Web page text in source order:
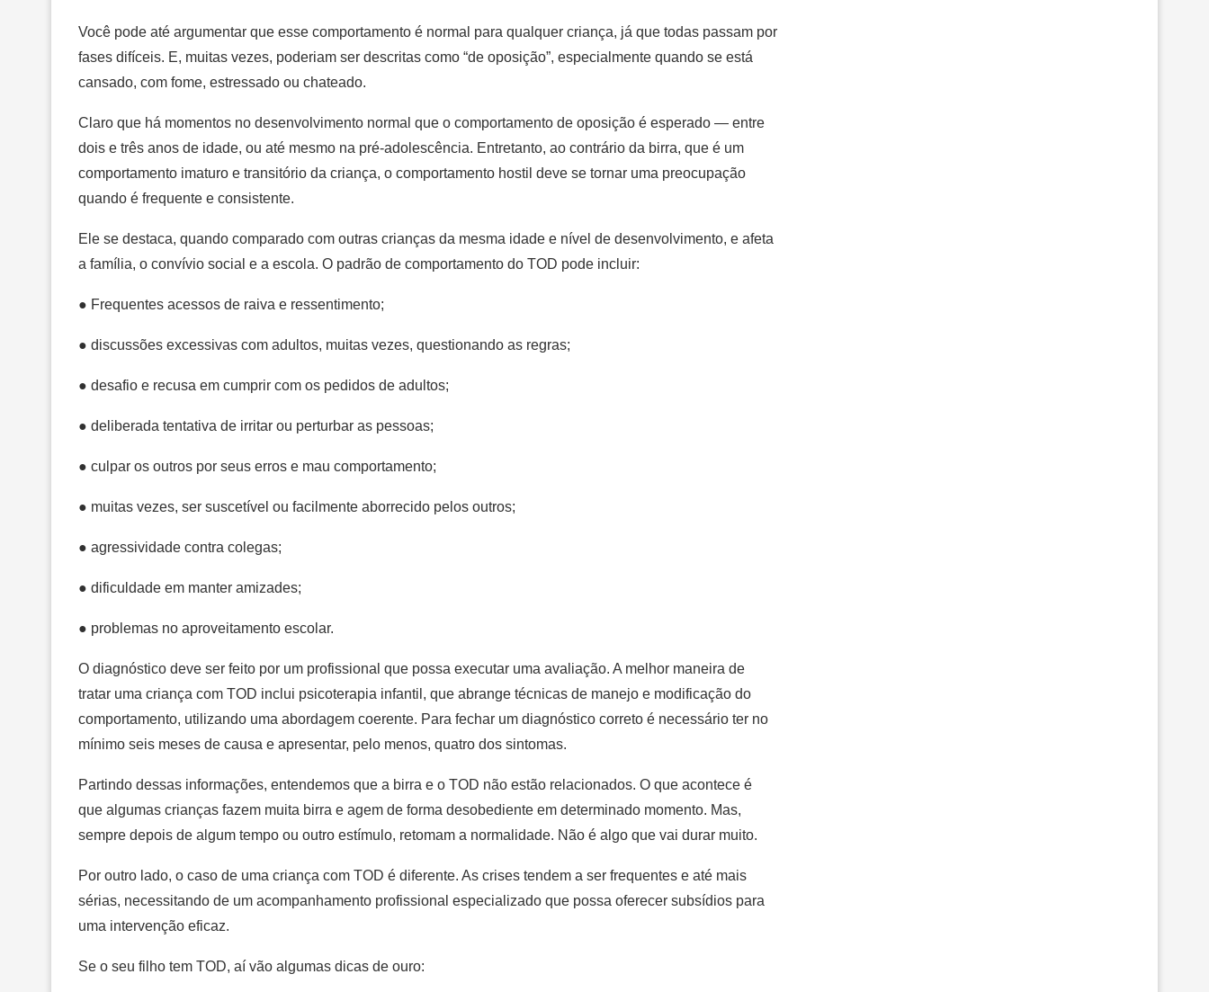
Você pode até argumentar que esse comportamento é normal para qualquer criança, já que todas passam por
fases difíceis. E, muitas vezes, poderiam ser descritas como “de oposição”, especialmente quando se está
cansado, com fome, estressado ou chateado.
Claro que há momentos no desenvolvimento normal que o comportamento de oposição é esperado — entre
dois e três anos de idade, ou até mesmo na pré-adolescência. Entretanto, ao contrário da birra, que é um
comportamento imaturo e transitório da criança, o comportamento hostil deve se tornar uma preocupação
quando é frequente e consistente.
Ele se destaca, quando comparado com outras crianças da mesma idade e nível de desenvolvimento, e afeta
a família, o convívio social e a escola. O padrão de comportamento do TOD pode incluir:
● Frequentes acessos de raiva e ressentimento;
● discussões excessivas com adultos, muitas vezes, questionando as regras;
● desafio e recusa em cumprir com os pedidos de adultos;
● deliberada tentativa de irritar ou perturbar as pessoas;
● culpar os outros por seus erros e mau comportamento;
● muitas vezes, ser suscetível ou facilmente aborrecido pelos outros;
● agressividade contra colegas;
● dificuldade em manter amizades;
● problemas no aproveitamento escolar.
O diagnóstico deve ser feito por um profissional que possa executar uma avaliação. A melhor maneira de
tratar uma criança com TOD inclui psicoterapia infantil, que abrange técnicas de manejo e modificação do
comportamento, utilizando uma abordagem coerente. Para fechar um diagnóstico correto é necessário ter no
mínimo seis meses de causa e apresentar, pelo menos, quatro dos sintomas.
Partindo dessas informações, entendemos que a birra e o TOD não estão relacionados. O que acontece é
que algumas crianças fazem muita birra e agem de forma desobediente em determinado momento. Mas,
sempre depois de algum tempo ou outro estímulo, retomam a normalidade. Não é algo que vai durar muito.
Por outro lado, o caso de uma criança com TOD é diferente. As crises tendem a ser frequentes e até mais
sérias, necessitando de um acompanhamento profissional especializado que possa oferecer subsídios para
uma intervenção eficaz.
Se o seu filho tem TOD, aí vão algumas dicas de ouro: